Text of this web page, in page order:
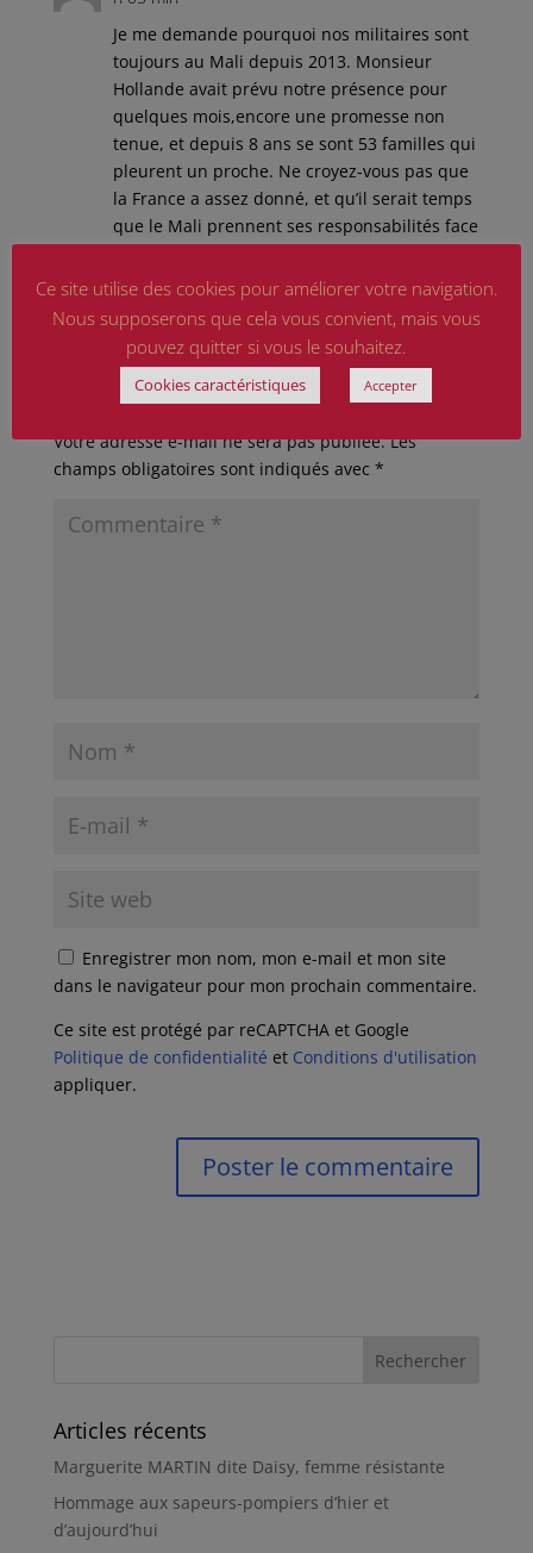
Je me demande pourquoi nos militaires sont
toujours au Mali depuis 2013. Monsieur
Hollande avait prévu notre présence pour
quelques mois,encore une promesse non
tenue, et depuis 8 ans se sont 53 familles qui
pleurent un proche. Ne croyez-vous pas que
la France a assez donné, et qu’il serait temps
que le Mali prennent ses responsabilités face
Réponse
Poster le commentaire
Votre adresse e-mail ne sera pas publiée. Les
champs obligatoires sont indiqués avec *
Enregistrer mon nom, mon e-mail et mon site
dans le navigateur pour mon prochain commentaire.
Ce site est protégé par reCAPTCHA et Google
Politique de confidentialité et Conditions d'utilisation
appliquer.
Articles récents
Marguerite MARTIN dite Daisy, femme résistante
Hommage aux sapeurs-pompiers d’hier et
d’aujourd’hui
Ce site utilise des cookies pour améliorer votre navigation.
Nous supposerons que cela vous convient, mais vous
pouvez quitter si vous le souhaitez.
Cookies caractéristiques Accepter